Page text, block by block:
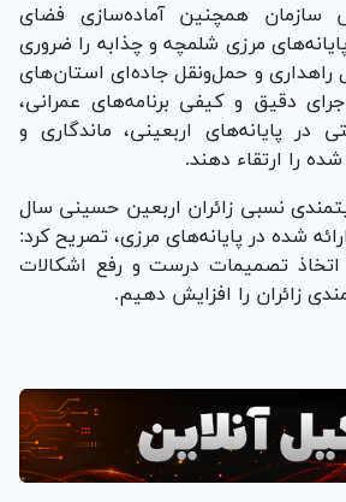
سازمان همچنین آماده‌سازی فضای
مرزی شلمچه و چذابه را ضروری
راهداری و حمل‌ونقل جاده‌ای استان‌های
دقیق و کیفی برنامه‌های عمرانی،
در پایانه‌های اربعینی، ماندگاری و
را ارتقاء دهند.
نسبی زائران اربعین حسینی سال
ارائه شده در پایانه‌های مرزی، تصریح کرد:
اتخاذ تصمیمات درست و رفع اشکالات
زائران را افزایش دهیم.